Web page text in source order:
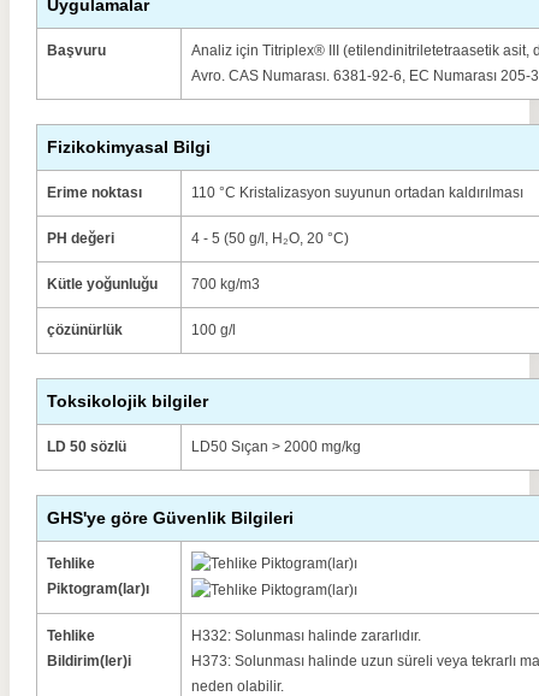
Uygulamalar
Başvuru
Analiz için Titriplex® III (etilendinitriletetraasetik asit,
Avro. CAS Numarası. 6381-92-6, EC Numarası 205-
Fizikokimyasal Bilgi
Erime noktası 110 °C Kristalizasyon suyunun ortadan kaldırılması
PH değeri 4 - 5 (50 g/l, H₂O, 20 °C)
Kütle yoğunluğu 700 kg/m3
çözünürlük 100 g/l
Toksikolojik bilgiler
LD 50 sözlü LD50 Sıçan > 2000 mg/kg
GHS'ye göre Güvenlik Bilgileri
Tehlike
Piktogram(lar)ı
Tehlike
Bildirim(ler)i
H332: Solunması halinde zararlıdır.
H373: Solunması halinde uzun süreli veya tekrarlı
neden olabilir.